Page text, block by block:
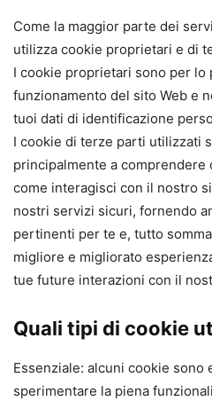
Come la maggior parte dei
utilizza cookie proprietari e di
I cookie proprietari sono per
funzionamento del sito Web e
tuoi dati di identificazione
I cookie di terze parti utilizzati
principalmente a comprendere
come interagisci con il nostro
nostri servizi sicuri, fornendo
pertinenti per te e, tutto
migliore e migliorato
tue future interazioni con il
Quali tipi di cookie
Essenziale: alcuni cookie sono
sperimentare la piena